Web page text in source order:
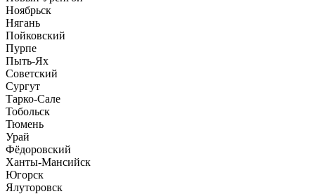
Ноябрьск
Нягань
Пойковский
Пурпе
Пыть-Ях
Советский
Сургут
Тарко-Сале
Тобольск
Тюмень
Урай
Фёдоровский
Ханты-Мансийск
Югорск
Ялуторовск